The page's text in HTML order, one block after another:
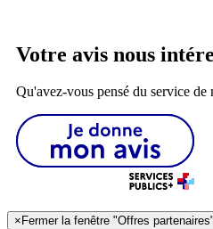
Votre avis nous
Qu'avez-vous pensé du service de
× Fermer la fenêtre "Offres partenaires"